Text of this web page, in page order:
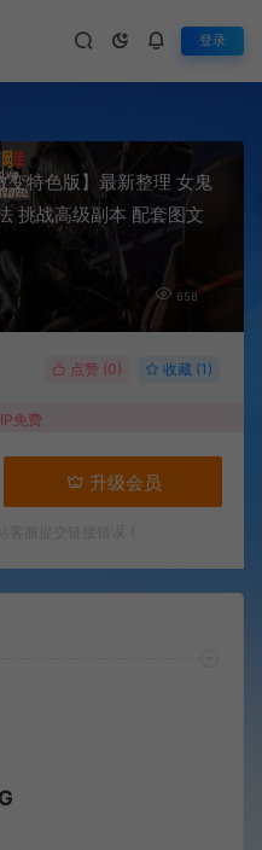
登录
特色版】最新整理 女鬼
挑战高级副本 配套图文
658
点赞 (0) 收藏 (1)
免费
升级会员